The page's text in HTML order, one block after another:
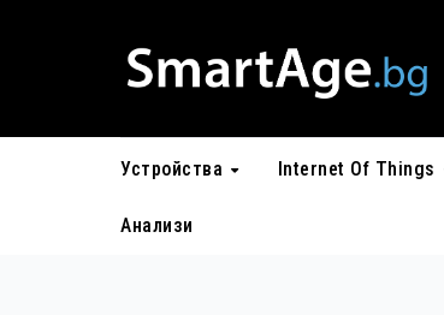
Устройства Internet Of Things
Анализи